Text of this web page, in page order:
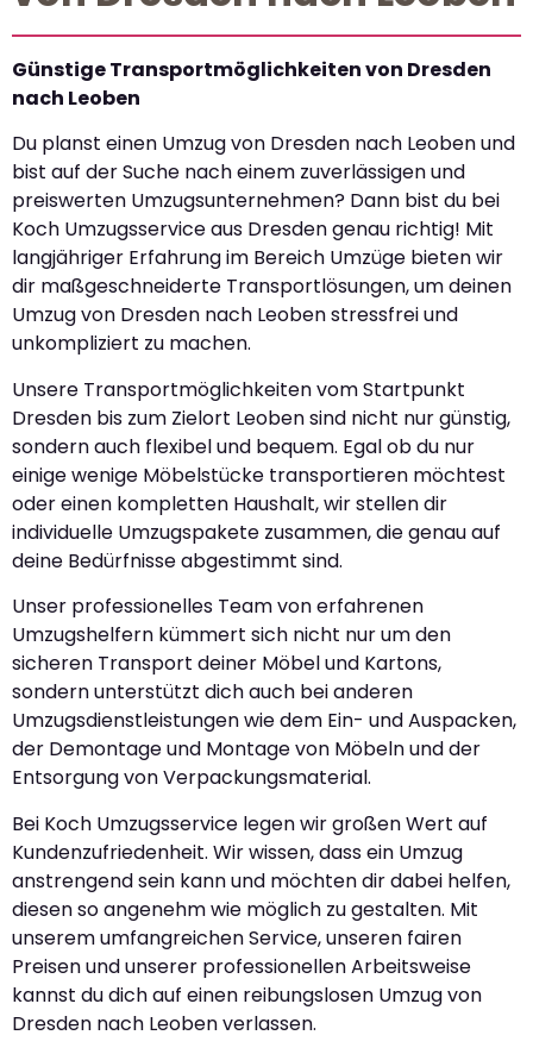
Günstige Transportmöglichkeiten von Dresden
nach Leoben
Du planst einen Umzug von Dresden nach Leoben und
bist auf der Suche nach einem zuverlässigen und
preiswerten Umzugsunternehmen? Dann bist du bei
Koch Umzugsservice aus Dresden genau richtig! Mit
langjähriger Erfahrung im Bereich Umzüge bieten wir
dir maßgeschneiderte Transportlösungen, um deinen
Umzug von Dresden nach Leoben stressfrei und
unkompliziert zu machen.
Unsere Transportmöglichkeiten vom Startpunkt
Dresden bis zum Zielort Leoben sind nicht nur günstig,
sondern auch flexibel und bequem. Egal ob du nur
einige wenige Möbelstücke transportieren möchtest
oder einen kompletten Haushalt, wir stellen dir
individuelle Umzugspakete zusammen, die genau auf
deine Bedürfnisse abgestimmt sind.
Unser professionelles Team von erfahrenen
Umzugshelfern kümmert sich nicht nur um den
sicheren Transport deiner Möbel und Kartons,
sondern unterstützt dich auch bei anderen
Umzugsdienstleistungen wie dem Ein- und Auspacken,
der Demontage und Montage von Möbeln und der
Entsorgung von Verpackungsmaterial.
Bei Koch Umzugsservice legen wir großen Wert auf
Kundenzufriedenheit. Wir wissen, dass ein Umzug
anstrengend sein kann und möchten dir dabei helfen,
diesen so angenehm wie möglich zu gestalten. Mit
unserem umfangreichen Service, unseren fairen
Preisen und unserer professionellen Arbeitsweise
kannst du dich auf einen reibungslosen Umzug von
Dresden nach Leoben verlassen.